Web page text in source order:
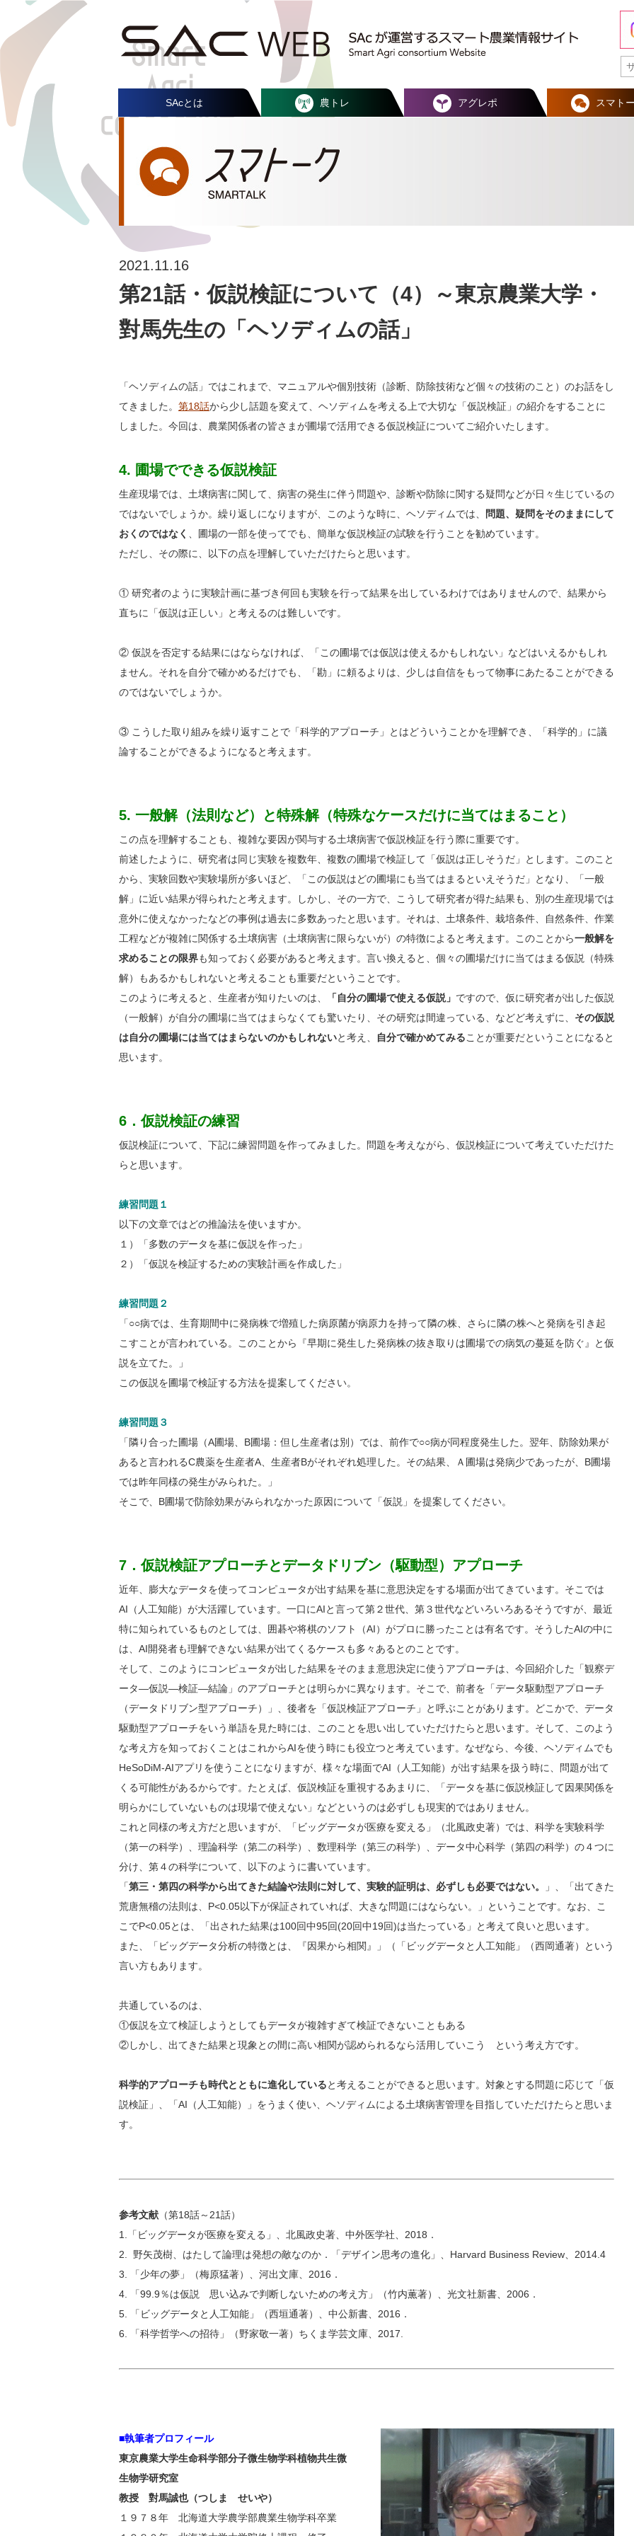
SAcとは 農トレ アグレポ スマト
2021.11.16
第21話・仮説検証について（4）～東京農業大学・
對馬先生の「ヘソディムの話」
「ヘソディムの話」ではこれまで、マニュアルや個別技術（診断、防除技術など個々の技術のこと）のお話をし
てきました。 第18話から少し話題を変えて、ヘソディムを考える上で大切な「仮説検証」の紹介をすることに
しました。今回は、農業関係者の皆さまが圃場で活用できる仮説検証についてご紹介いたします。
4. 圃場でできる仮説検証
生産現場では、土壌病害に関して、病害の発生に伴う問題や、診断や防除に関する疑問などが日々生じているの
ではないでしょうか。繰り返しになりますが、このような時に、ヘソディムでは、
問題、疑問をそのままにして
おくのではなく
、圃場の一部を使ってでも、簡単な仮説検証の試験を行うことを勧めています。
ただし、その際に、以下の点を理解していただけたらと思います。
① 研究者のように実験計画に基づき何回も実験を行って結果を出しているわけではありませんので、結果から
直ちに「仮説は正しい」と考えるのは難しいです。
② 仮説を否定する結果にはならなければ、「この圃場では仮説は使えるかもしれない」などはいえるかもしれ
ません。それを自分で確かめるだけでも、「勘」に頼るよりは、少しは自信をもって物事にあたることができる
のではないでしょうか。
③ こうした取り組みを繰り返すことで「科学的アプローチ」とはどういうことかを理解でき、「科学的」に議
論することができるようになると考えます。
5. 一般解（法則など）と特殊解（特殊なケースだけに当てはまること）
この点を理解することも、複雑な要因が関与する土壌病害で仮説検証を行う際に重要です。
前述したように、研究者は同じ実験を複数年、複数の圃場で検証して「仮説は正しそうだ」とします。このこと
から、実験回数や実験場所が多いほど、「この仮説はどの圃場にも当てはまるといえそうだ」となり、「一般
解」に近い結果が得られたと考えます。しかし、その一方で、こうして研究者が得た結果も、別の生産現場では
意外に使えなかったなどの事例は過去に多数あったと思います。それは、土壌条件、栽培条件、自然条件、作業
工程などが複雑に関係する土壌病害（土壌病害に限らないが）の特徴によると考えます。このことから一般解を
求めることの限界も知っておく必要があると考えます。言い換えると、個々の圃場だけに当てはまる仮説（特殊
解）もあるかもしれないと考えることも重要だということです。
このように考えると、生産者が知りたいのは、
「自分の圃場で使える仮説」 ですので、仮に研究者が出した仮説
（一般解）が自分の圃場に当てはまらなくても驚いたり、その研究は間違っている、などど考えずに、 その仮説
は自分の圃場には当てはまらないのかもしれないと考え、 自分で確かめてみることが重要だということになると
思います。
6．仮説検証の練習
仮説検証について、下記に練習問題を作ってみました。問題を考えながら、仮説検証について考えていただけた
らと思います。
練習問題１
以下の文章ではどの推論法を使いますか。
１）「多数のデータを基に仮説を作った」
２）「仮説を検証するための実験計画を作成した」
練習問題２
「○○病では、生育期間中に発病株で増殖した病原菌が病原力を持って隣の株、さらに隣の株へと発病を引き起
こすことが言われている。このことから『早期に発生した発病株の抜き取りは圃場での病気の蔓延を防ぐ』と仮
説を立てた。」
この仮説を圃場で検証する方法を提案してください。
練習問題３
「隣り合った圃場（A圃場、B圃場：但し生産者は別）では、前作で○○病が同程度発生した。翌年、防除効果が
あると言われるC農薬を生産者A、生産者Bがそれぞれ処理した。その結果、Ａ圃場は発病少であったが、B圃場
では昨年同様の発生がみられた。」
そこで、B圃場で防除効果がみられなかった原因について「仮説」を提案してください。
7．仮説検証アプローチとデータドリブン（駆動型）アプローチ
近年、膨大なデータを使ってコンピュータが出す結果を基に意思決定をする場面が出てきています。そこでは
AI（人工知能）が大活躍しています。一口にAIと言って第２世代、第３世代などいろいろあるそうですが、最近
特に知られているものとしては、囲碁や将棋のソフト（AI）がプロに勝ったことは有名です。そうしたAIの中に
は、AI開発者も理解できない結果が出てくるケースも多々あるとのことです。
そして、このようにコンピュータが出した結果をそのまま意思決定に使うアプローチは、今回紹介した「観察デ
ータ―仮説―検証―結論」のアプローチとは明らかに異なります。そこで、前者を「データ駆動型アプローチ
（データドリブン型アプローチ）」、後者を「仮説検証アプローチ」と呼ぶことがあります。どこかで、データ
駆動型アプローチをいう単語を見た時には、このことを思い出していただけたらと思います。そして、このよう
な考え方を知っておくことはこれからAIを使う時にも役立つと考えています。なぜなら、今後、ヘソディムでも
HeSoDiM-AIアプリを使うことになりますが、様々な場面でAI（人工知能）が出す結果を扱う時に、問題が出て
くる可能性があるからです。たとえば、仮説検証を重視するあまりに、「データを基に仮説検証して因果関係を
明らかにしていないものは現場で使えない」などというのは必ずしも現実的ではありません。
これと同様の考え方だと思いますが、「ビッグデータが医療を変える」（北風政史著）では、科学を実験科学
（第一の科学）、理論科学（第二の科学）、数理科学（第三の科学）、データ中心科学（第四の科学）の４つに
分け、第４の科学について、以下のように書いています。
「第三・第四の科学から出てきた結論や法則に対して、実験的証明は、必ずしも必要ではない。
」、「出てきた
荒唐無稽の法則は、P<0.05以下が保証されていれば、大きな問題にはならない。」ということです。なお、こ
こでP<0.05とは、「出された結果は100回中95回(20回中19回)は当たっている」と考えて良いと思います。
また、「ビッグデータ分析の特徴とは、『因果から相関』」（「ビッグデータと人工知能」（西岡通著）という
言い方もあります。
共通しているのは、
①仮説を立て検証しようとしてもデータが複雑すぎて検証できないこともある
②しかし、出てきた結果と現象との間に高い相関が認められるなら活用していこう という考え方です。
科学的アプローチも時代とともに進化していると考えることができると思います。対象とする問題に応じて「仮
説検証」、「AI（人工知能）」をうまく使い、ヘソディムによる土壌病害管理を目指していただけたらと思いま
す。
参考文献 （第18話～21話）
1.「ビッグデータが医療を変える」、北風政史著、中外医学社、2018．
2. 野矢茂樹、はたして論理は発想の敵なのか．「デザイン思考の進化」、Harvard Business Review、2014.4
3. 「少年の夢」（梅原猛著）、河出文庫、2016．
4. 「99.9％は仮説 思い込みで判断しないための考え方」（竹内薫著）、光文社新書、2006．
5. 「ビッグデータと人工知能」（西垣通著）、中公新書、2016．
6. 「科学哲学への招待」（野家敬一著）ちくま学芸文庫、2017.
■執筆者プロフィール
東京農業大学生命科学部分子微生物学科植物共生微
生物学研究室
教授 對馬誠也（つしま せいや）
１９７８年 北海道大学農学部農業生物学科卒業